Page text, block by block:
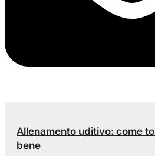
Allenamento uditivo: come
bene